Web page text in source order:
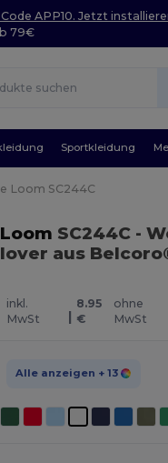
APP10. Jetzt
79€
Sportkleidung
Loom SC244C
SC244C -
aus
inkl.
MwSt
|
8.95
€
ohne
MwSt
Alle anzeigen + 13